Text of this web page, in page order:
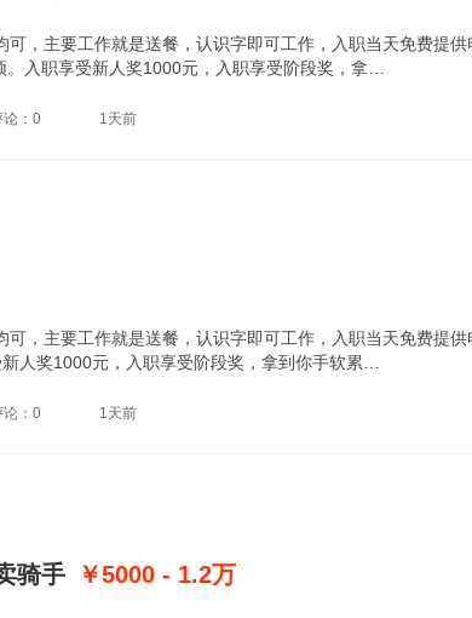
可，主要工作就是送餐，认识字即可工作，入职当天免费提
入职享受新人奖1000元，入职享受阶段奖，拿…
论：0 1天前
可，主要工作就是送餐，认识字即可工作，入职当天免费提
人奖1000元，入职享受阶段奖，拿到你手软累…
论：0 1天前
骑手 ￥5000 - 1.2万